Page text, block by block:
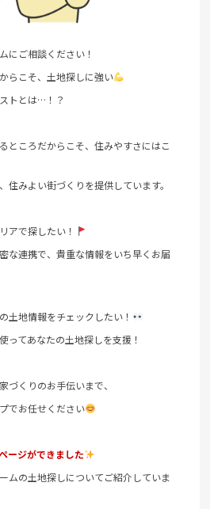
にご相談ください！
らこそ、土地探しに強い
トとは…！？
ところだからこそ、住みやすさにはこ
みよい街づくりを提供しています。
アで探したい！
な連携で、貴重な情報をいち早くお届
土地情報をチェックしたい！
てあなたの土地探しを支援！
づくりのお手伝いまで、
でお任せください
ージができました
ムの土地探しについてご紹介していま